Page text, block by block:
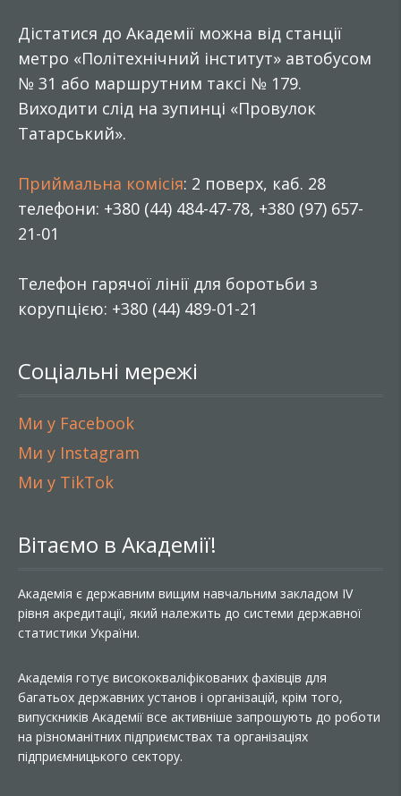
Дістатися до Академії можна від станції
метро «Політехнічний інститут» автобусом
№ 31 або маршрутним таксі № 179.
Виходити слід на зупинці «Провулок
Татарський».
Приймальна комісія: 2 поверх, каб. 28
телефони: +380 (44) 484-47-78, +380 (97) 657-
21-01
Телефон гарячої лінії для боротьби з
корупцією: +380 (44) 489-01-21
Соціальні мережі
Ми у Facebook
Ми у Instagram
Ми у TikTok
Вітаємо в Академії!
Академія є державним вищим навчальним закладом IV
рівня акредитації, який належить до системи державної
статистики України.
Академія готує висококваліфікованих фахівців для
багатьох державних установ і організацій, крім того,
випускників Академії все активніше запрошують до роботи
на різноманітних підприємствах та організаціях
підприємницького сектору.